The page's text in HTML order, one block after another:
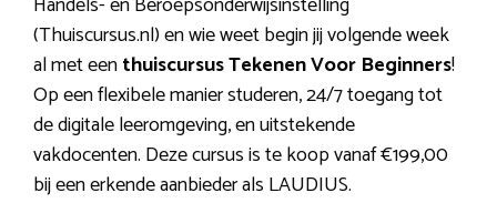
(Thuiscursus.nl) en wie weet begin jij volgende week
al met eenthuiscursus Tekenen Voor Beginners!
Op een flexibele manier studeren, 24/7 toegang tot
de digitale leeromgeving, en uitstekende
vakdocenten. Deze cursus is te koop vanaf €199,00
bij een erkende aanbieder als LAUDIUS.